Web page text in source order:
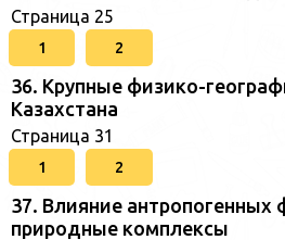
Страница 25
1 2
36. Крупные физико-
Казахстана
Страница 31
1 2
37. Влияние антропогенных
природные комплексы